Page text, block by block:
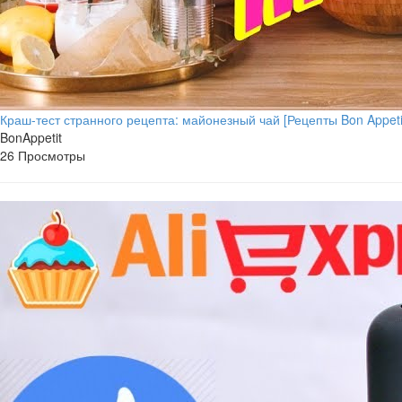
Краш-тест странного рецепта: майонезный чай [Рецепты Bon
BonAppetit
26 Просмотры